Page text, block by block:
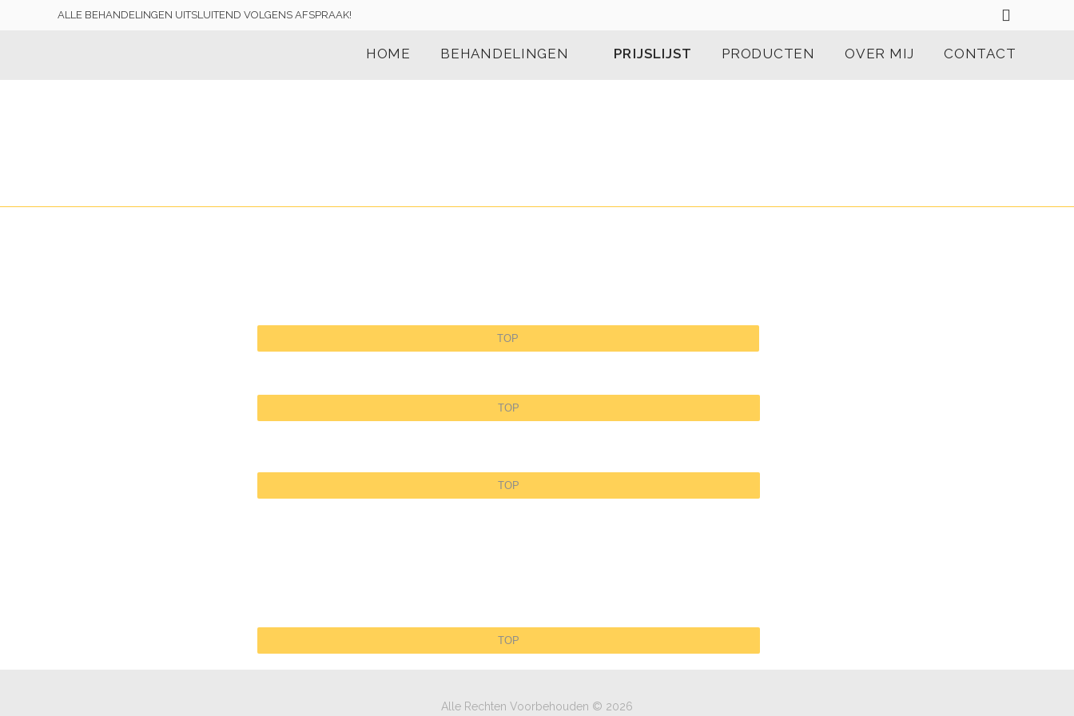
ALLE BEHANDELINGEN UITSLUITEND VOLGENS AFSPRAAK!
HOME BEHANDELINGEN PRIJSLIJST PRODUCTEN OVER MIJ CONTACT
TOP
TOP
TOP
TOP
Alle Rechten Voorbehouden © 2026